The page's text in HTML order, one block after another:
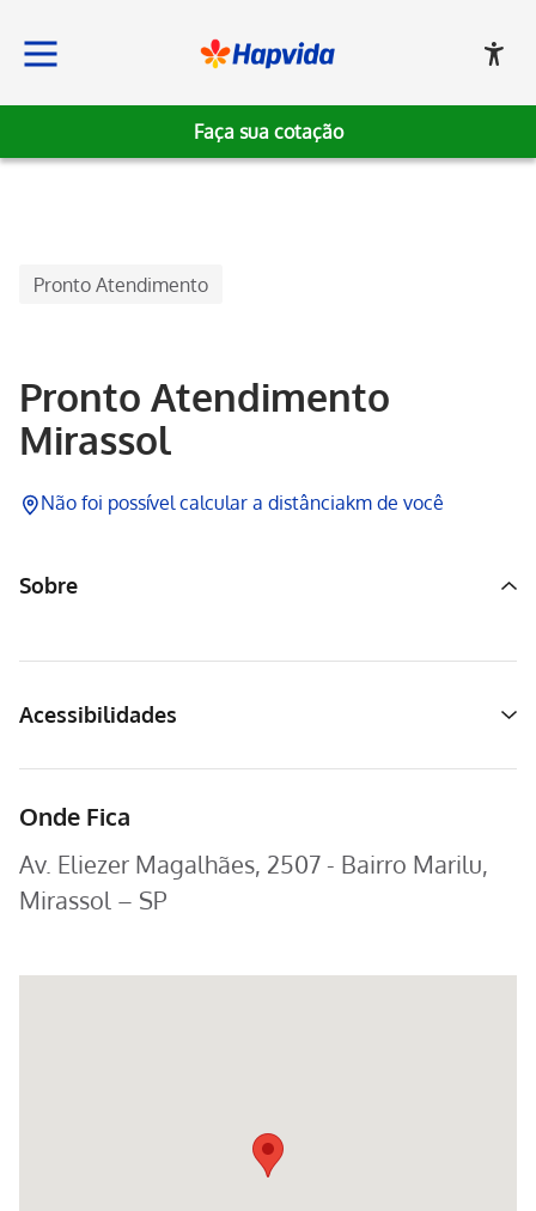
Faça sua cotação
Pronto Atendimento
Pronto Atendimento
Mirassol
Não foi possível calcular a distânciakm de você
Sobre
Acessibilidades
Onde Fica
Av. Eliezer Magalhães, 2507 - Bairro Marilu,
Mirassol – SP